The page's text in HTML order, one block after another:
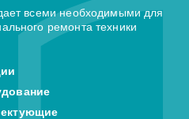
всеми необходимыми для
ремонта техники